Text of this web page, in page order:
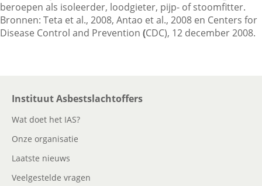
Zoeken
beroepen als isoleerder, loodgieter, pijp- of stoomfitter.
Bronnen: Teta et al., 2008, Antao et al., 2008 en Centers for
Disease Control and Prevention (CDC), 12 december 2008.
Instituut Asbestslachtoffers
Wat doet het IAS?
Onze organisatie
Laatste nieuws
Veelgestelde vragen